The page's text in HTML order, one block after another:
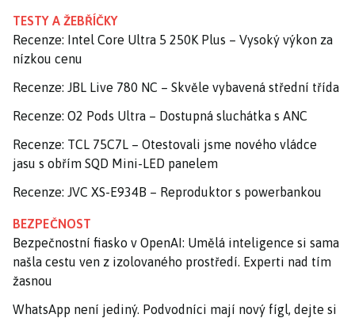
TESTY A ŽEBŘÍČKY
Recenze: Intel Core Ultra 5 250K Plus – Vysoký výkon za
nízkou cenu
Recenze: JBL Live 780 NC – Skvěle vybavená střední třída
Recenze: O2 Pods Ultra – Dostupná sluchátka s ANC
Recenze: TCL 75C7L – Otestovali jsme nového vládce
jasu s obřím SQD Mini-LED panelem
Recenze: JVC XS-E934B – Reproduktor s powerbankou
BEZPEČNOST
Bezpečnostní fiasko v OpenAI: Umělá inteligence si sama
našla cestu ven z izolovaného prostředí. Experti nad tím
žasnou
WhatsApp není jediný. Podvodníci mají nový fígl, dejte si